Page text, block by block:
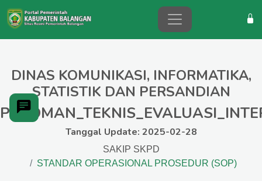
DINAS KOMUNIKASI, INFORMATIKA,
STATISTIK DAN PERSANDIAN
Tanggal Update: 2025-02-28
SAKIP SKPD
STANDAR OPERASIONAL PROSEDUR (SOP)